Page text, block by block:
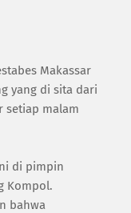
Makassar
yang di sita dari
setiap malam
di pimpin
Kompol.
bahwa